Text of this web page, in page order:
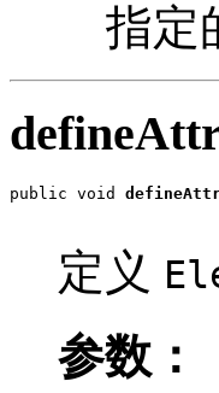
指定
public void
定义
参数：